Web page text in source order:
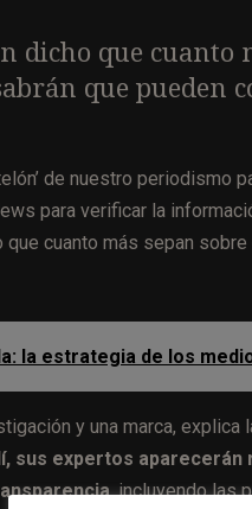
dicho que cuanto
que pueden
de nuestro periodismo
para verificar la
cuanto más sepan
la estrategia de los
y una marca, explica
sus expertos
, incluyendo las